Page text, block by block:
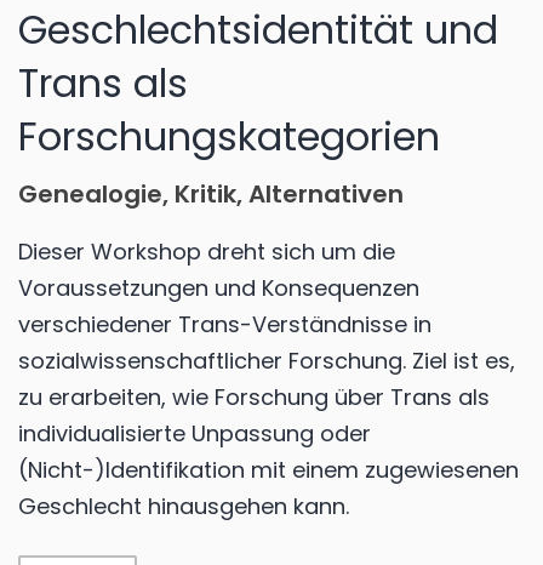
Geschlechtsidentität und
Trans als
Forschungskategorien
Genealogie, Kritik, Alternativen
Dieser Workshop dreht sich um die
Voraussetzungen und Konsequenzen
verschiedener Trans-Verständnisse in
sozialwissenschaftlicher Forschung. Ziel ist es,
zu erarbeiten, wie Forschung über Trans als
individualisierte Unpassung oder
(Nicht-)Identifikation mit einem zugewiesenen
Geschlecht hinausgehen kann.